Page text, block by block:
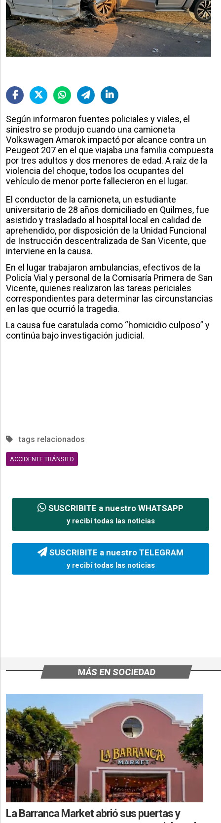
Según informaron fuentes policiales y viales, el
siniestro se produjo cuando una camioneta
Volkswagen Amarok impactó por alcance contra un
Peugeot 207 en el que viajaba una familia compuesta
por tres adultos y dos menores de edad. A raíz de la
violencia del choque, todos los ocupantes del
vehículo de menor porte fallecieron en el lugar.
El conductor de la camioneta, un estudiante
universitario de 28 años domiciliado en Quilmes, fue
asistido y trasladado al hospital local en calidad de
aprehendido, por disposición de la Unidad Funcional
de Instrucción descentralizada de San Vicente, que
interviene en la causa.
En el lugar trabajaron ambulancias, efectivos de la
Policía Vial y personal de la Comisaría Primera de San
Vicente, quienes realizaron las tareas periciales
correspondientes para determinar las circunstancias
en las que ocurrió la tragedia.
La causa fue caratulada como “homicidio culposo” y
continúa bajo investigación judicial.
tags relacionados
ACCIDENTE TRÁNSITO
SUSCRIBITE a nuestro WHATSAPP
y recibí todas las noticias
SUSCRIBITE a nuestro TELEGRAM
y recibí todas las noticias
MÁS EN SOCIEDAD
La Barranca Market abrió sus puertas y